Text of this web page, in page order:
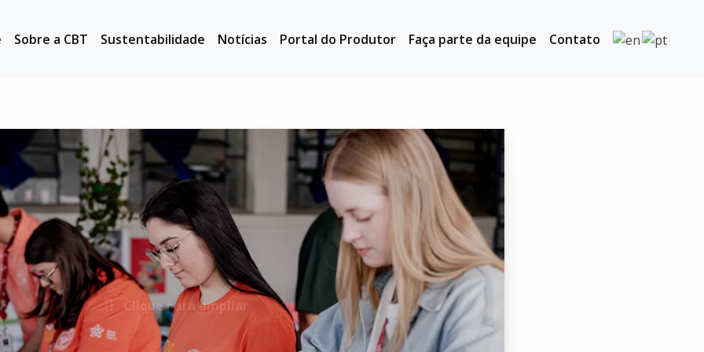
Sobre a CBT Sustentabilidade Notícias Portal do Produtor Faça parte da equipe Contato
Clique para ampliar